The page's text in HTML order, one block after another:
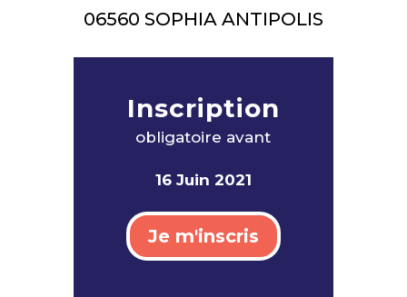
06560 SOPHIA ANTIPOLIS
Inscription
obligatoire avant
16 Juin 2021
Je m'inscris